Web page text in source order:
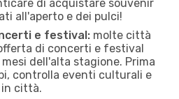
di acquistare souvenir
all'aperto e dei pulci!
e festival: molte città
di concerti e festival
dell'alta stagione. Prima
controlla eventi culturali e
in città.